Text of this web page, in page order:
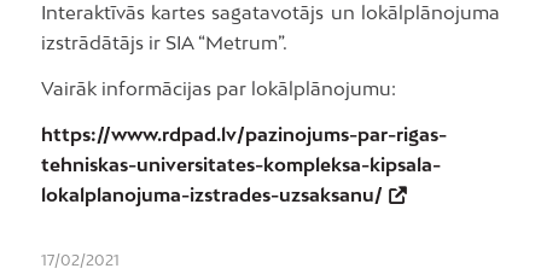
Interaktīvās kartes sagatavotājs un lokālplānojuma
izstrādātājs ir SIA “Metrum”.
Vairāk informācijas par lokālplānojumu:
https://www.rdpad.lv/pazinojums-par-rigas-
tehniskas-universitates-kompleksa-kipsala-
lokalplanojuma-izstrades-uzsaksanu/
17/02/2021